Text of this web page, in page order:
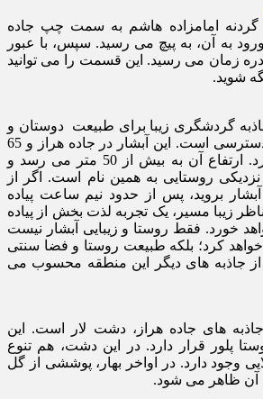
گردنه امامزاده هاشم به سمت چپ جاده
به آن، به پیچ می رسید. سپس، با عبور
دره زمان می رسید. این قسمت را می توانید
شوید.
گردشگری زیبا برای طبیعت دوستان و
بلندترین آبشار از نظر دسترسی است. این آبشار در جاده هراز و 65
کیلومتری آمل قرار دارد. ارتفاع آن به بیش از 50 متر می رسد و
روستایی به همین نام است. اگر از
بروید، پس از حدود نیم ساعت پیاده‌
زیبا مسیر، یک تجربه لذت بخش از پیاده
خورد. فقط روستا و زیبایی آبشار نیست
کرد؛ بلکه طبیعت روستا و فضا سنتی
از جاذبه های دیگر این منطقه محسوب می
جاذبه های جاده هراز، دشت لار است. این
پلور قرار دارد. در این دشت، هم تنوع
وجود دارد. در اواخر بهار، پوششی از گل
آن ظاهر می شود.